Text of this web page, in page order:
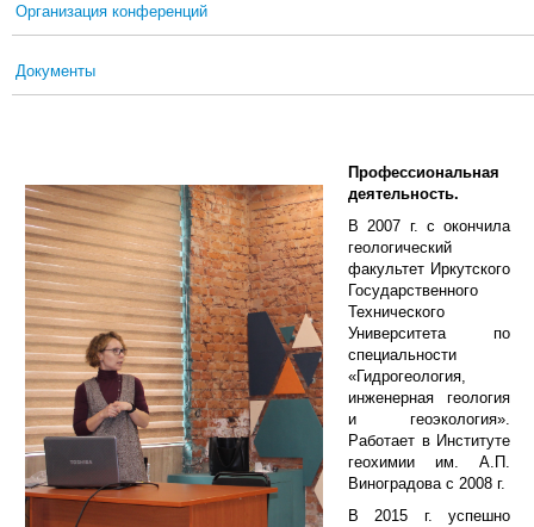
Организация конференций
Документы
Профессиональная
деятельность.
В 2007 г. с окончила
геологический
факультет Иркутского
Государственного
Технического
Университета по
специальности
«Гидрогеология,
инженерная геология
и геоэкология».
Работает в Институте
геохимии им. А.П.
Виноградова с 2008 г.
В 2015 г. успешно